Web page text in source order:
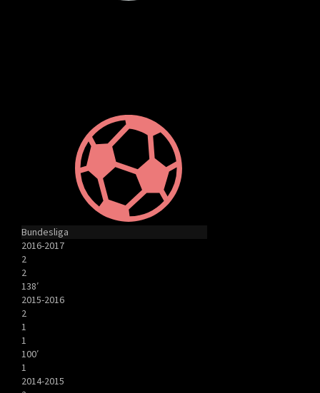
Bundesliga
2016-2017
2
2
138′
2015-2016
2
1
1
100′
1
2014-2015